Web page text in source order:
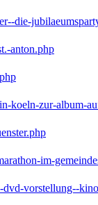
die-
anton.php
koeln-zur-album-
im-
vorstellung--